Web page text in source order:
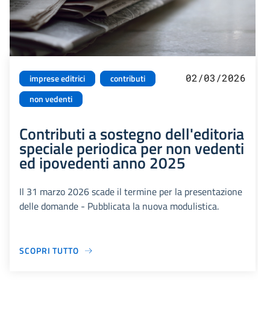
imprese editrici
contributi
non vedenti
02/03/2026
Contributi a sostegno dell'editoria
speciale periodica per non vedenti
ed ipovedenti anno 2025
Il 31 marzo 2026 scade il termine per la presentazione
delle domande - Pubblicata la nuova modulistica.
SCOPRI TUTTO